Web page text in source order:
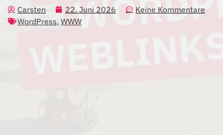
Carsten 22. Juni 2026
Keine Kommentare
WordPress, WWW